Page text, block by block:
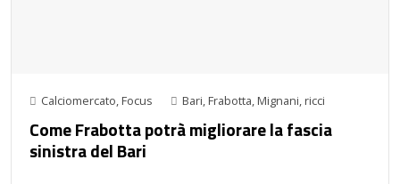
Calciomercato, Focus Bari, Frabotta, Mignani, ricci
Come Frabotta potrà migliorare la fascia
sinistra del Bari